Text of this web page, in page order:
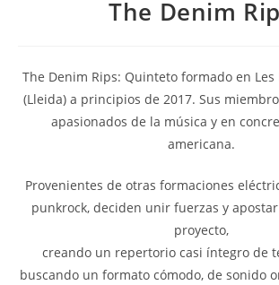
The Denim
The Denim Rips: Quinteto formado en Les
(Lleida) a principios de 2017. Sus
apasionados de la música y en
americana.
Provenientes de otras formaciones
punkrock, deciden unir fuerzas y
proyecto,
creando un repertorio casi íntegro de
buscando un formato cómodo, de sonido